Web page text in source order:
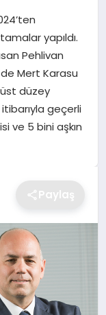
yapıldı.
Pehlivan
Mert Karasu
üst düzey
geçerli
ve 5 bini aşkın
Paylaş